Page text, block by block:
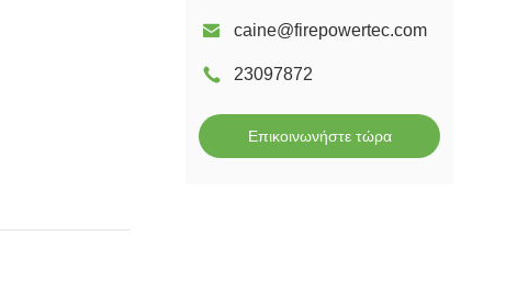
caine@firepowertec.com
23097872
Επικοινωνήστε τώρα